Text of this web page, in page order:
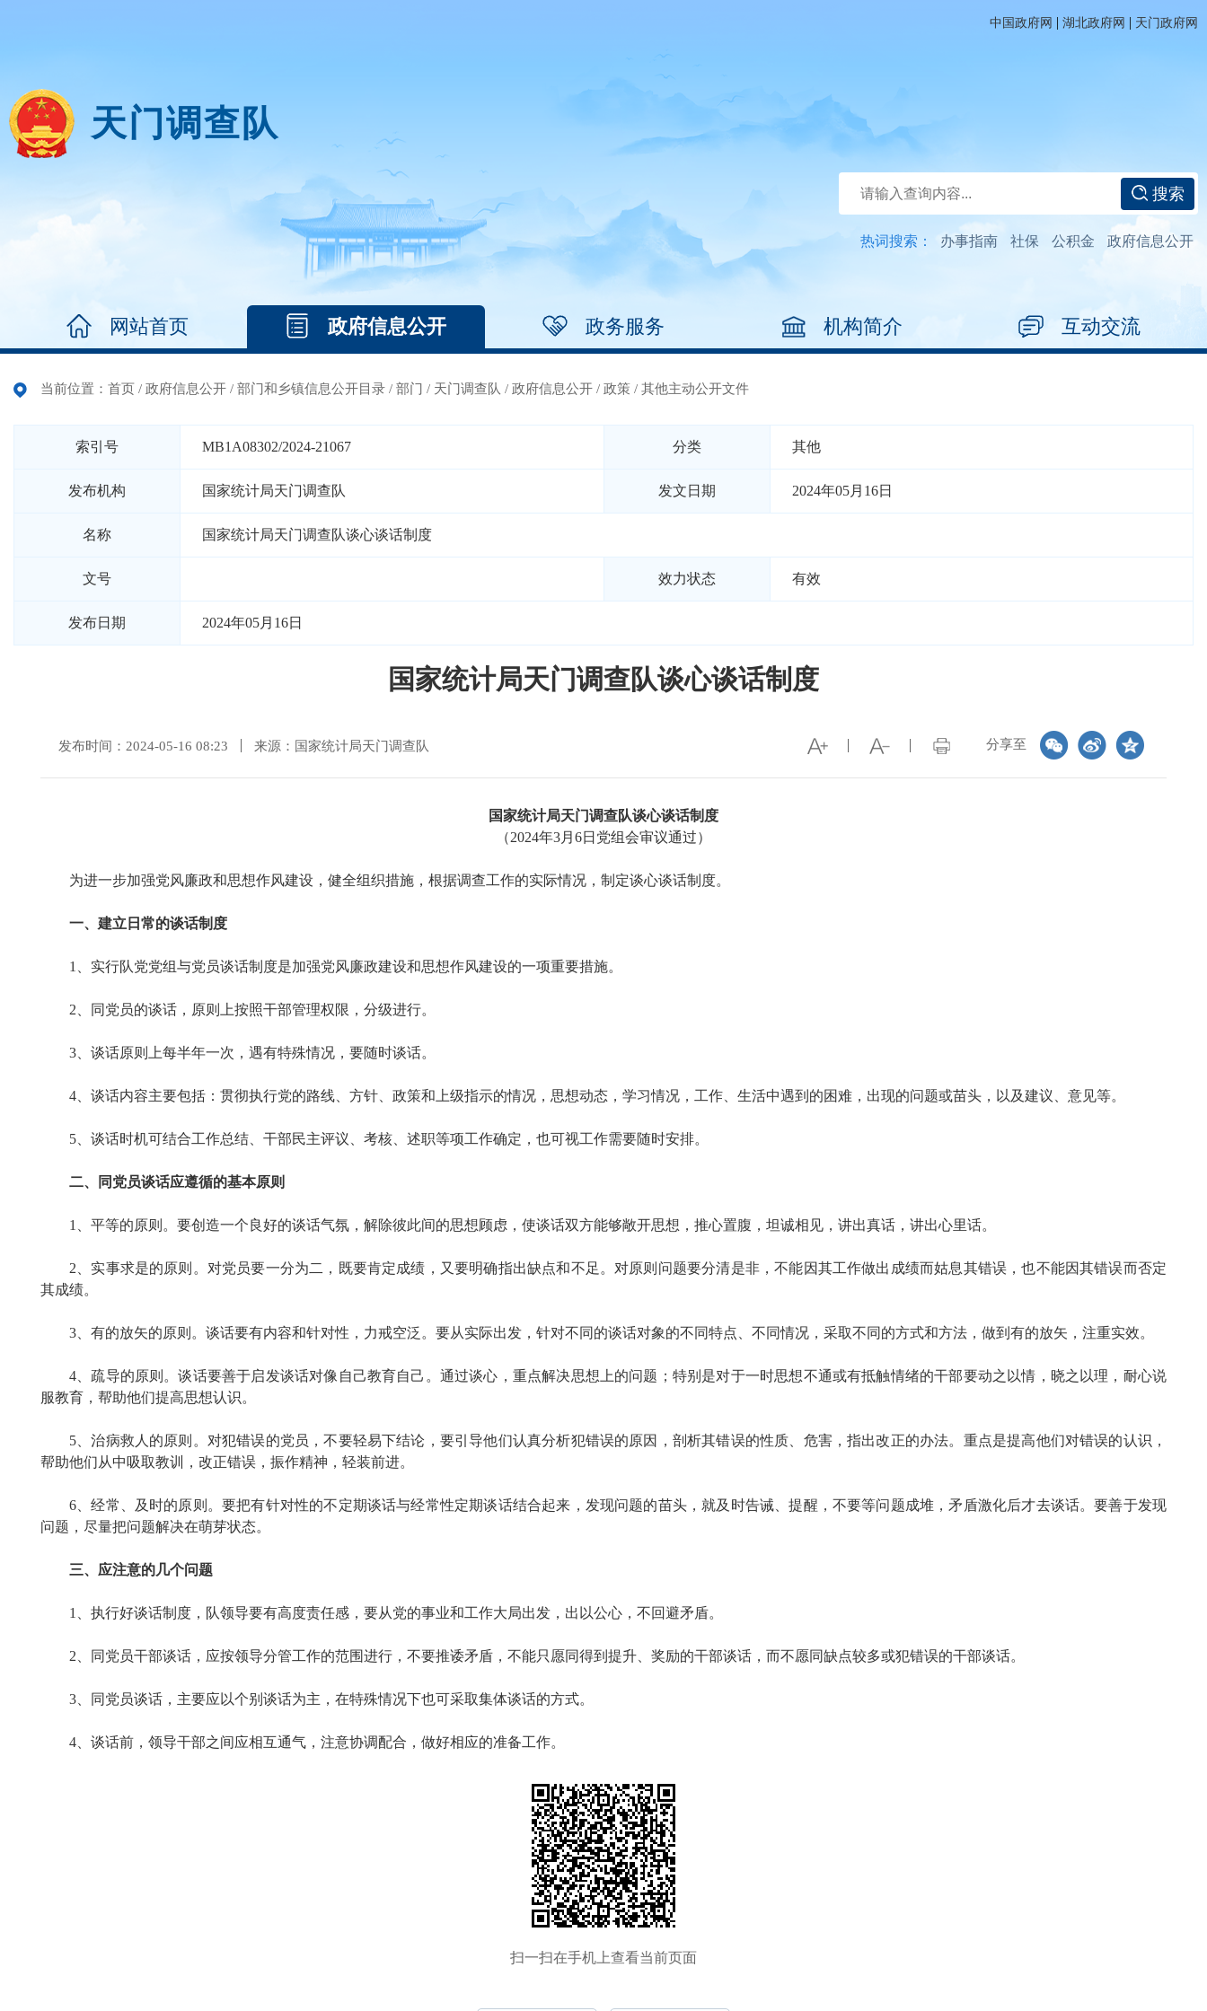
中国政府网 | 湖北政府网 | 天门政府网
天门调查队
搜索
热词搜索： 办事指南 社保 公积金 政府信息公开
网站首页 政府信息公开 政务服务 机构简介 互动交流
当前位置： 首页 / 政府信息公开 / 部门和乡镇信息公开目录 / 部门 / 天门调查队 / 政府信息公开 / 政策 / 其他主动公开文件
索引号 MB1A08302/2024-21067 分类 其他
发布机构 国家统计局天门调查队 发文日期 2024年05月16日
名称 国家统计局天门调查队谈心谈话制度
文号 效力状态 有效
发布日期 2024年05月16日
国家统计局天门调查队谈心谈话制度
分享至
发布时间：2024-05-16 08:23 来源：国家统计局天门调查队
国家统计局天门调查队谈心谈话制度
（2024年3月6日党组会审议通过）
为进一步加强党风廉政和思想作风建设，健全组织措施，根据调查工作的实际情况，制定谈心谈话制度。
一、 建立日常的谈话制度
1、实行队党党组与党员谈话制度是加强党风廉政建设和思想作风建设的一项重要措施。
2、同党员的谈话，原则上按照干部管理权限，分级进行。
3、谈话原则上每半年一次，遇有特殊情况，要随时谈话。
4、谈话内容主要包括：贯彻执行党的路线、方针、政策和上级指示的情况，思想动态，学习情况，工作、生活中遇到的困难，出现的问题或苗头，以及建议、意见等。
5、谈话时机可结合工作总结、干部民主评议、考核、述职等项工作确定，也可视工作需要随时安排。
二、同党员谈话应遵循的基本原则
1、平等的原则。要创造一个良好的谈话气氛，解除彼此间的思想顾虑，使谈话双方能够敞开思想，推心置腹，坦诚相见，讲出真话，讲出心里话。
2、实事求是的原则。对党员要一分为二，既要肯定成绩，又要明确指出缺点和不足。对原则问题要分清是非，不能因其工作做出成绩而姑息其错误，也不能因其错误而否定
其成绩。
3、有的放矢的原则。谈话要有内容和针对性，力戒空泛。要从实际出发，针对不同的谈话对象的不同特点、不同情况，采取不同的方式和方法，做到有的放矢，注重实效。
4、疏导的原则。谈话要善于启发谈话对像自己教育自己。通过谈心，重点解决思想上的问题；特别是对于一时思想不通或有抵触情绪的干部要动之以情，晓之以理，耐心说
服教育，帮助他们提高思想认识。
5、治病救人的原则。对犯错误的党员，不要轻易下结论，要引导他们认真分析犯错误的原因，剖析其错误的性质、危害，指出改正的办法。重点是提高他们对错误的认识，
帮助他们从中吸取教训，改正错误，振作精神，轻装前进。
6、经常、及时的原则。要把有针对性的不定期谈话与经常性定期谈话结合起来，发现问题的苗头，就及时告诫、提醒，不要等问题成堆，矛盾激化后才去谈话。要善于发现
问题，尽量把问题解决在萌芽状态。
三、应注意的几个问题
1、执行好谈话制度， 队领导要有高度责任感，要从党的事业和工作大局出发，出以公心，不回避矛盾。
2、同党员干部谈话，应按领导分管工作的范围进行，不要推诿矛盾，不能只愿同得到提升、奖励的干部谈话，而不愿同缺点较多或犯错误的干部谈话。
3、同党员谈话，主要应以个别谈话为主，在特殊情况下也可采取集体谈话的方式。
4、谈话前，领导干部之间应相互通气，注意协调配合，做好相应的准备工作。
扫一扫在手机上查看当前页面